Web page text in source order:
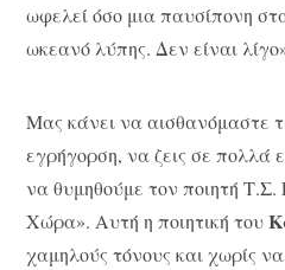
ωφελεί όσο μια παυσίπονη
ωκεανό λύπης. Δεν είναι
Μας κάνει να αισθανόμαστε
εγρήγορση, να ζεις σε πολλά
να θυμηθούμε τον ποιητή Τ.Σ.
Χώρα». Αυτή η ποιητική του
χαμηλούς τόνους και χωρίς